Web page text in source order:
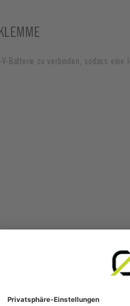
Batterie zu verbinden, sodass